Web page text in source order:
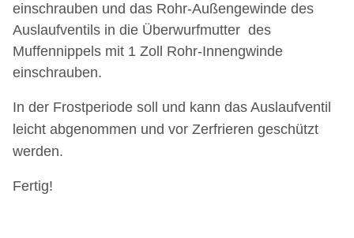
einschrauben und das Rohr-Außengewinde des
Auslaufventils in die Überwurfmutter des
Muffennippels mit 1 Zoll Rohr-Innengwinde
einschrauben.
In der Frostperiode soll und kann das Auslaufventil
leicht abgenommen und vor Zerfrieren geschützt
werden.
Fertig!